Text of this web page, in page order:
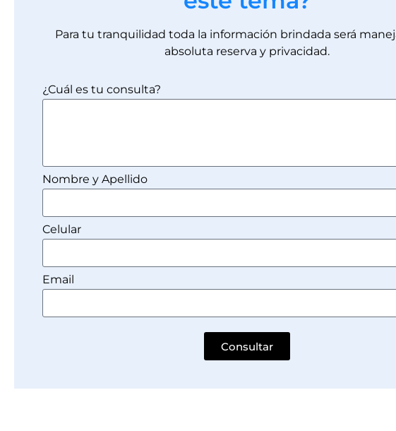
Para tu tranquilidad toda la información brindada será
absoluta reserva y privacidad.
¿Cuál es tu consulta?
Nombre y Apellido
Celular
Email
Consultar